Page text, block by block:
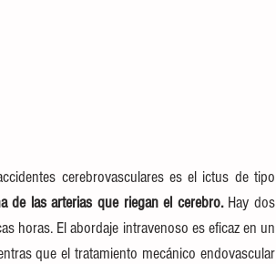
cerebrovasculares es el ictus de tipo
de las arterias que riegan el cerebro. Hay dos
horas. El abordaje intravenoso es eficaz en un
que el tratamiento mecánico endovascular